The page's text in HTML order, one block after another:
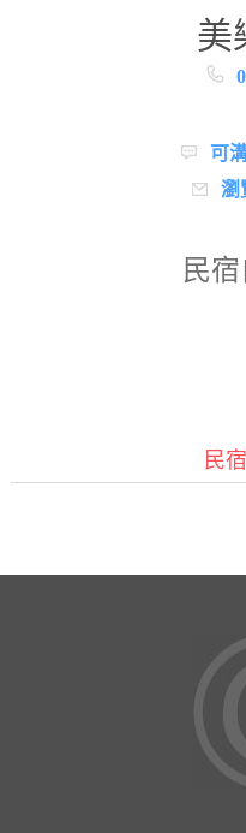
美
可
瀏
民
民